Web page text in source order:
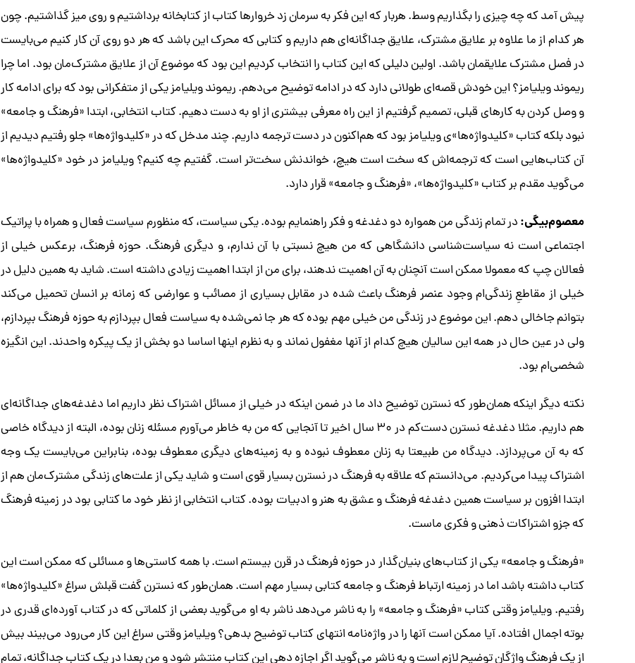
پیش آمد که چه چیزی را بگذاریم وسط. هربار که این فکر به سرمان زد خروارها کتاب از کتابخانه برداشتیم و روی میز گذاشتیم. چون
هر کدام از ما علاوه بر علایق مشترک، علایق جداگانه‌ای هم داریم و کتابی که محرک این باشد که هر دو روی آن کار کنیم می‌بایست
در فصل مشترک علایقمان باشد. اولین دلیلی که این کتاب را انتخاب کردیم این بود که موضوع آن از علایق مشترک‌مان بود. اما چرا
ریموند ویلیامز؟ این خودش قصه‌ای طولانی دارد که در ادامه توضیح می‌دهم. ریموند ویلیامز یکی از متفکرانی بود که برای ادامه کار
و وصل کردن به کارهای قبلی، تصمیم گرفتیم از این راه معرفی بیشتری از او به دست دهیم. کتاب انتخابی، ابتدا «فرهنگ و جامعه»
نبود بلکه کتاب «کلیدواژه‌ها»ی ویلیامز بود که هم‌اکنون در دست ترجمه داریم. چند مدخل که در «کلیدواژه‌ها» جلو رفتیم دیدیم از
آن کتاب‌هایی است که ترجمه‌اش که سخت است هیچ، خواندنش سخت‌تر است. گفتیم چه کنیم؟ ویلیامز در خود «کلیدواژه‌ها»
می‌گوید مقدم بر کتاب «کلیدواژه‌ها»، «فرهنگ و جامعه» قرار دارد.
معصوم‌بیگی:در تمام زندگی من همواره دو دغدغه و فکر راهنمایم بوده. یکی سیاست، که منظورم سیاست فعال و همراه با پراتیک
اجتماعی است نه سیاست‌شناسی دانشگاهی که من هیچ نسبتی با آن ندارم، و دیگری فرهنگ. حوزه فرهنگ، برعکس خیلی از
فعالان چپ که معمولا ممکن است آنچنان به آن اهمیت ندهند، برای من از ابتدا اهمیت زیادی داشته است. شاید به همین دلیل در
خیلی از مقاطعِ زندگی‌ام وجود عنصر فرهنگ باعث شده در مقابل بسیاری از مصائب و عوارضی که زمانه بر انسان تحمیل می‌کند
بتوانم جاخالی دهم. این موضوع در زندگی من خیلی مهم بوده که هر جا نمی‌شده به سیاست فعال بپردازم به حوزه فرهنگ بپردازم،
ولی در عین حال در همه این سالیان هیچ کدام از آنها مغفول نماند و به نظرم اینها اساسا دو بخش از یک پیکره واحدند. این انگیزه
شخصی‌ام بود.
نکته دیگر اینکه همان‌طور که نسترن توضیح داد ما در ضمن اینکه در خیلی از مسائل اشتراک نظر داریم اما دغدغه‌های جداگانه‌ای
هم داریم. مثلا دغدغه نسترن دست‌کم در ۳۰ سال اخیر تا آنجایی که من به خاطر می‌آورم مسئله زنان بوده، البته از دیدگاه خاصی
که به آن می‌پردازد. دیدگاه من طبیعتا به زنان معطوف نبوده و به زمینه‌های دیگری معطوف بوده، بنابراین می‌بایست یک وجه
اشتراک پیدا می‌کردیم. می‌دانستم که علاقه به فرهنگ در نسترن بسیار قوی است و شاید یکی از علت‌های زندگی مشترک‌مان هم از
ابتدا افزون بر سیاست همین دغدغه فرهنگ و عشق به هنر و ادبیات بوده. کتاب انتخابی از نظر خود ما کتابی بود در زمینه فرهنگ
که جزو اشتراکات ذهنی و فکری ماست.
«فرهنگ و جامعه» یکی از کتاب‌های بنیان‌گذار در حوزه فرهنگ در قرن بیستم است. با همه کاستی‌ها و مسائلی که ممکن است این
کتاب داشته باشد اما در زمینه ارتباط فرهنگ و جامعه کتابی بسیار مهم است. همان‌طور که نسترن گفت قبلش سراغ «کلیدواژه‌ها»
رفتیم. ویلیامز وقتی کتاب «فرهنگ و جامعه» را به ناشر می‌دهد ناشر به او می‌گوید بعضی از کلماتی که در کتاب آورده‌ای قدری در
بوته اجمال افتاده. آیا ممکن است آنها را در واژه‌نامه انتهای کتاب توضیح بدهی؟ ویلیامز وقتی سراغ این کار می‌رود می‌بیند بیش
از یک فرهنگ واژگان توضیح لازم است و به ناشر می‌گوید اگر اجازه دهی این کتاب منتشر شود و من بعدا در یک کتاب جداگانه، تمام